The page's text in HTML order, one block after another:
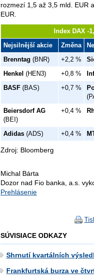
rozmezí 1,5 až 3,5 mld. EUR
EUR.
Index DAX -
Nejsilnější akcie
Změna
Brenntag (BNR) +2,2 %
Henkel (HEN3) +0,8 %
BASF (BAS) +0,7 %
Beiersdorf AG
(BEI)
+0,4 %
Adidas (ADS) +0,4 %
Zdroj: Bloomberg
Michal Bárta
Dozor nad Fio banka, a.s.
Prehlásenie
SÚVISIACE ODKAZY
Shrnutí kvartálních
Frankfurtská burza ve